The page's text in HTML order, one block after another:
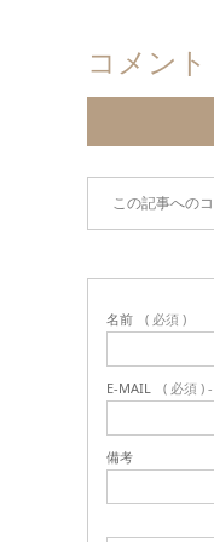
コメント
この記事への
名前 ( 必須 )
E-MAIL ( 必須 )
備考